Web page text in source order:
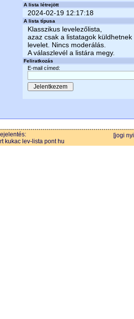
A lista létrejött
2024-02-19 12:17:18
A lista típusa
Klasszikus levelezőlista,
azaz csak a listatagok küldhetnek
levelet. Nincs moderálás.
A válaszlevél a listára megy.
Feliratkozás
E-mail címed:
kukac lev-lista pont hu
[jogi